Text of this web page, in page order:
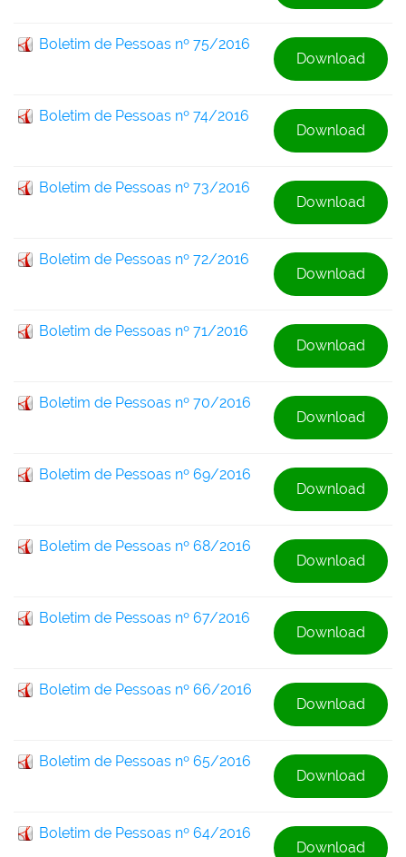
Boletim de Pessoas nº 75/2016
Download
Boletim de Pessoas nº 74/2016
Download
Boletim de Pessoas nº 73/2016
Download
Boletim de Pessoas nº 72/2016
Download
Boletim de Pessoas nº 71/2016
Download
Boletim de Pessoas nº 70/2016
Download
Boletim de Pessoas nº 69/2016
Download
Boletim de Pessoas nº 68/2016
Download
Boletim de Pessoas nº 67/2016
Download
Boletim de Pessoas nº 66/2016
Download
Boletim de Pessoas nº 65/2016
Download
Boletim de Pessoas nº 64/2016
Download